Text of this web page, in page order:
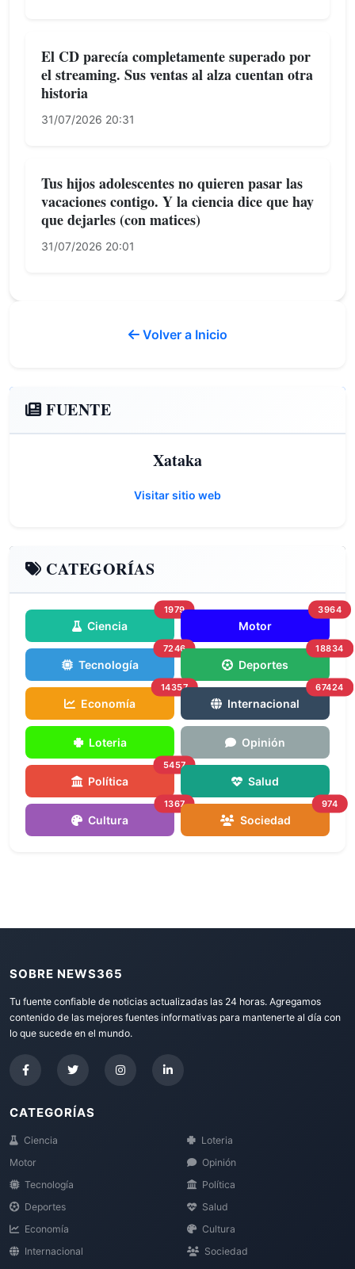
El CD parecía completamente superado por
el streaming. Sus ventas al alza cuentan otra
historia
31/07/2026 20:31
Tus hijos adolescentes no quieren pasar las
vacaciones contigo. Y la ciencia dice que hay
que dejarles (con matices)
31/07/2026 20:01
Volver a Inicio
FUENTE
Xataka
Visitar sitio web
CATEGORÍAS
Ciencia
1979
Motor
3964
Tecnología
7246
Deportes
18834
Economía
14357
Internacional
67424
Loteria Opinión
Política
5457
Salud
Cultura
1367
Sociedad
974
SOBRE NEWS365
Tu fuente confiable de noticias actualizadas las 24 horas. Agregamos
contenido de las mejores fuentes informativas para mantenerte al día con
lo que sucede en el mundo.
CATEGORÍAS
Ciencia
Motor
Tecnología
Deportes
Economía
Internacional
Loteria
Opinión
Política
Salud
Cultura
Sociedad